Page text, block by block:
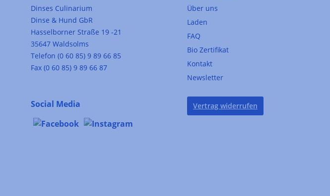
Juri Gottschall
Mic´s Chilli
Mieli Thun
Mikra Thira
Montanini
Dinses Culinarium
Dinse & Hund GbR
Hasselborner Straße 19 -21
35647 Waldsolms
Telefon (0 60 85) 9 89 66 85
Fax (0 60 85) 9 89 66 87
Social Media
Über uns
Laden
FAQ
Bio Zertifikat
Kontakt
Newsletter
Vertrag widerrufen